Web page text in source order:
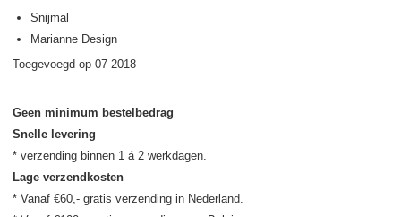
Snijmal
Marianne Design
Toegevoegd op 07-2018
Geen minimum bestelbedrag
Snelle levering
Lage verzendkosten
* Vanaf €60,- gratis verzending in Nederland.